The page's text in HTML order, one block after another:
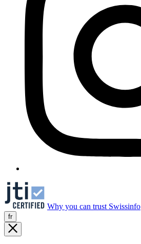
Why you can trust Swissinfo
fr